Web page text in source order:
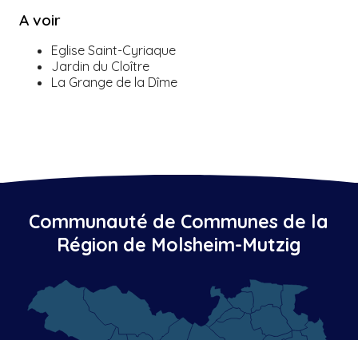
A voir
Eglise Saint-Cyriaque
Jardin du Cloître
La Grange de la Dîme
Communauté de Communes de la
Région de Molsheim-Mutzig